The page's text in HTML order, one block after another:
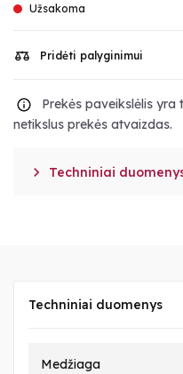
Užsakoma
Pridėti palyginimui
Prekės paveikslėlis
netikslus prekės atvaizdas.
 Techniniai
Techniniai duomenys
Medžiaga